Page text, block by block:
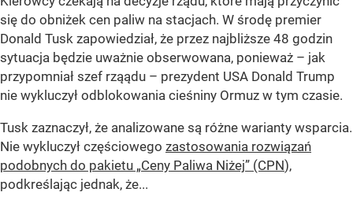
się do obniżek cen paliw na stacjach. W środę premier
Donald Tusk zapowiedział, że przez najbliższe 48 godzin
sytuacja będzie uważnie obserwowana, ponieważ – jak
przypomniał szef rząądu – prezydent USA Donald Trump
nie wykluczył odblokowania cieśniny Ormuz w tym czasie.
Tusk zaznaczył, że analizowane są różne warianty wsparcia.
Nie wykluczył częściowego zastosowania rozwiązań
podobnych do pakietu „Ceny Paliwa Niżej” (CPN),
podkreślając jednak, że...